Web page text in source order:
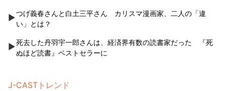
つげ義春さんと白土三平さん カリスマ漫画家、二人の「違
い」とは？
死去した丹羽宇一郎さんは、経済界有数の読書家だった 『死
ぬほど読書』ベストセラーに
J-CASTトレンド